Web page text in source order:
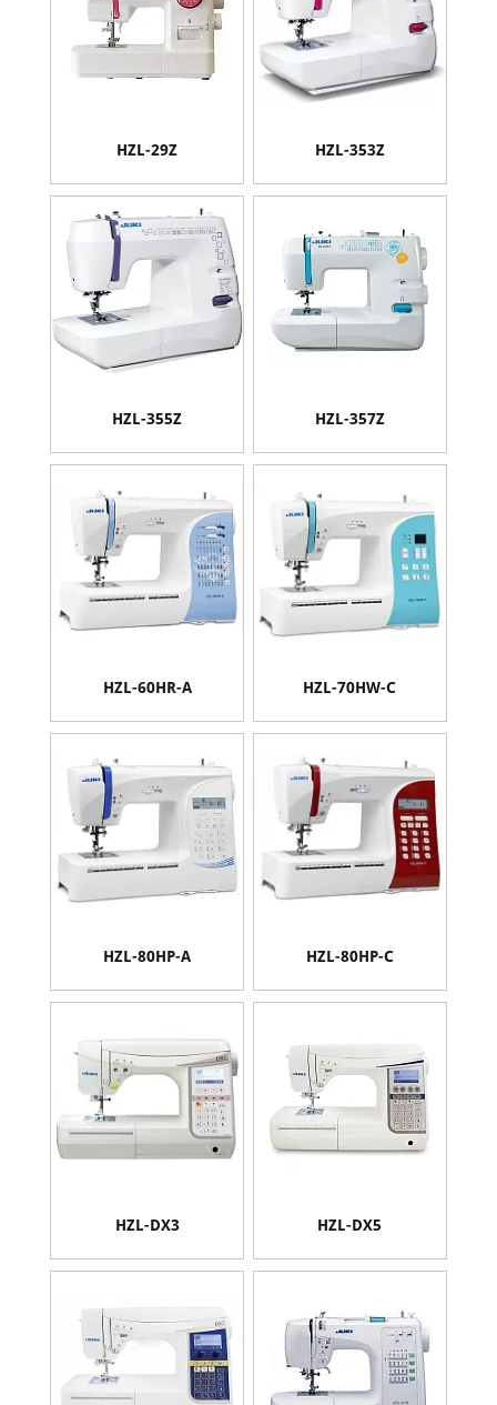
HZL-29Z HZL-353Z
HZL-355Z HZL-357Z
HZL-60HR-A HZL-70HW-С
HZL-80HP-A HZL-80HP-С
HZL-DX3 HZL-DX5